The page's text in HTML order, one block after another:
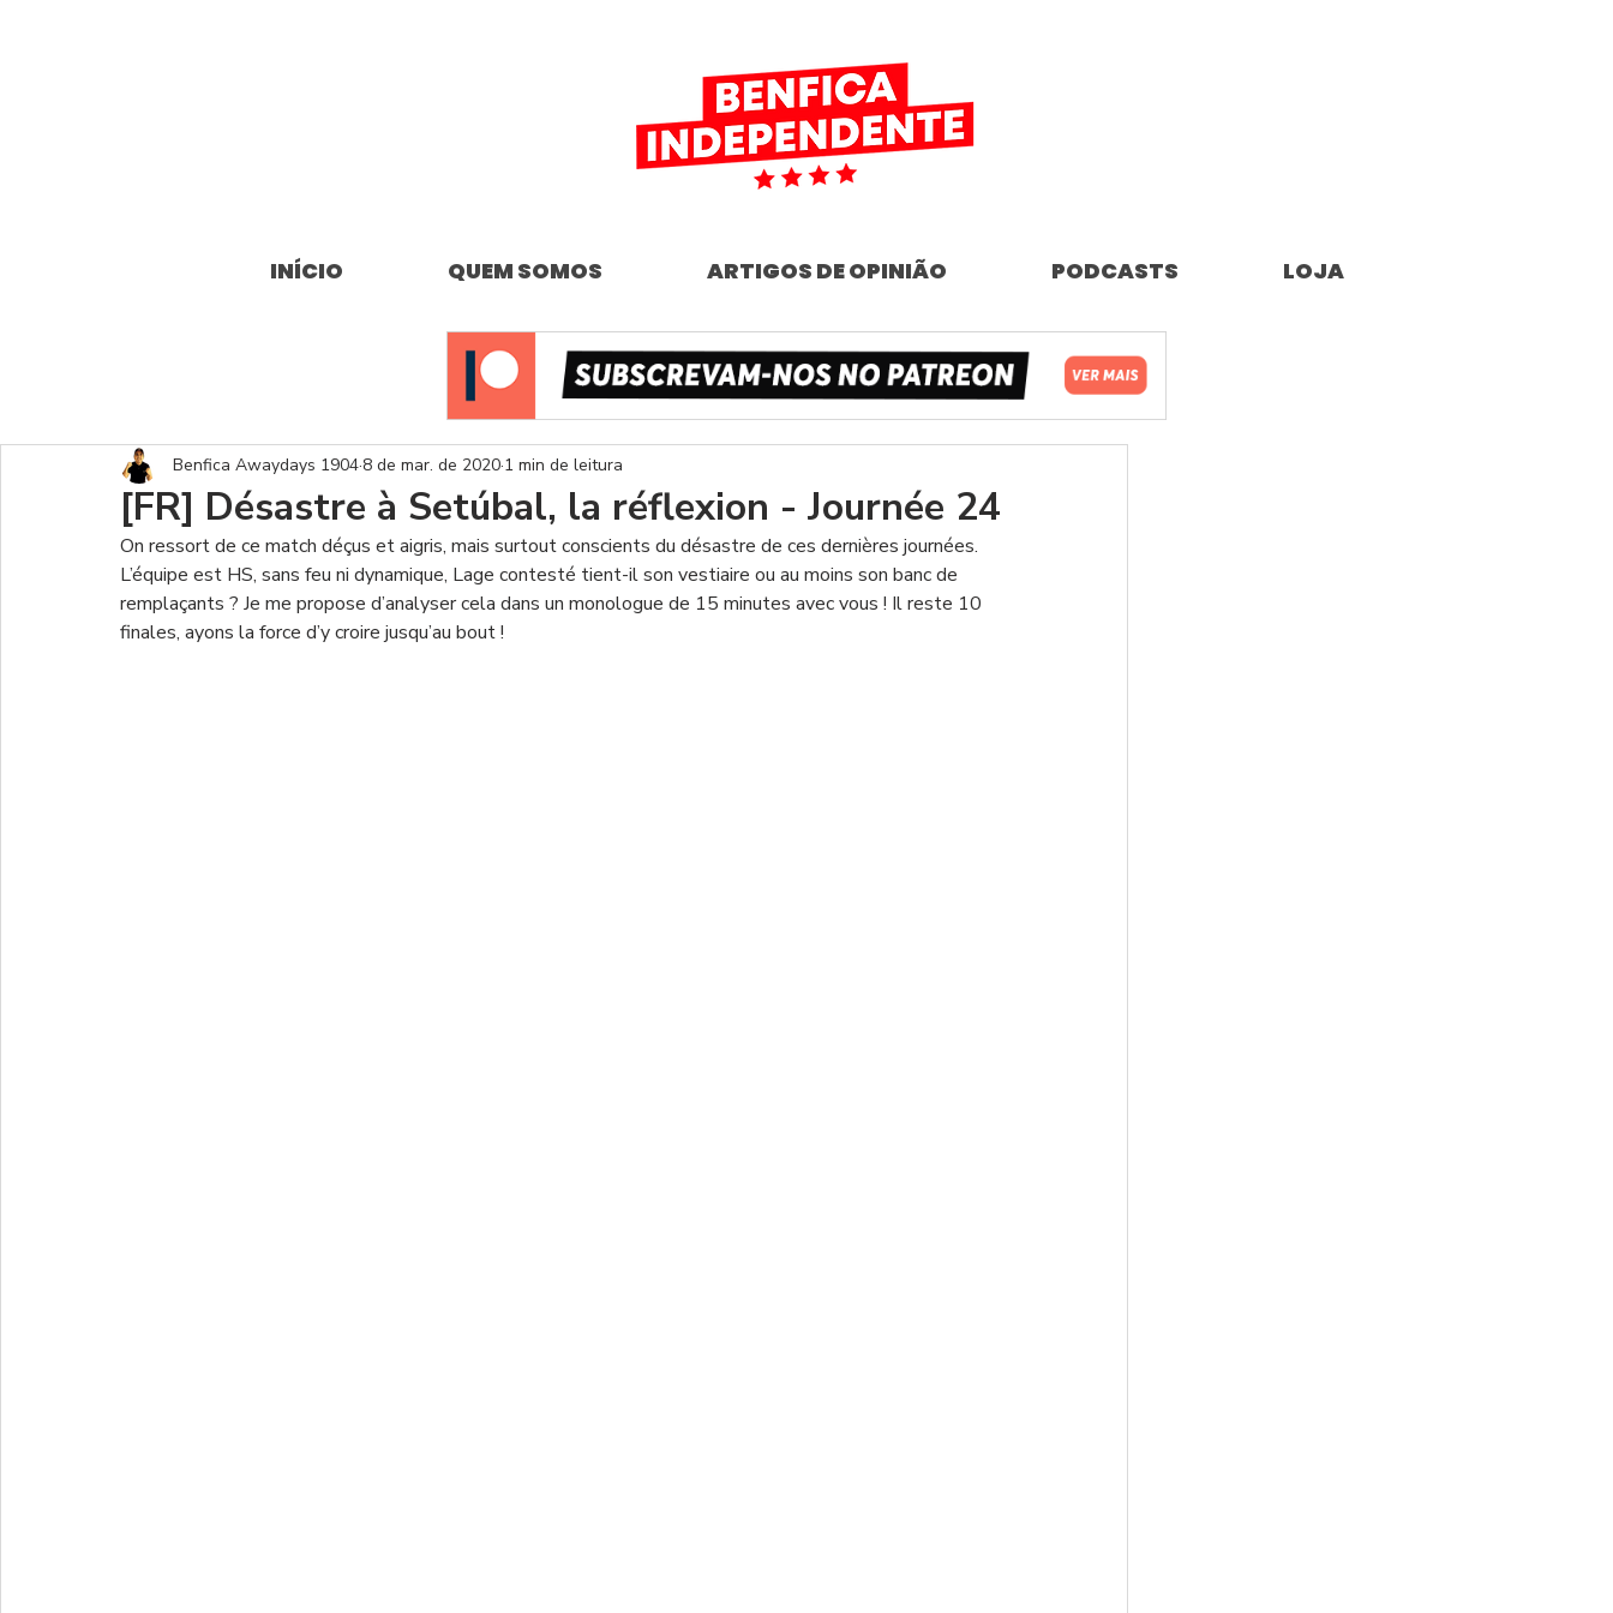
INÍCIO QUEM SOMOS ARTIGOS DE OPINIÃO PODCASTS LOJA
[FR] Désastre à Setúbal, la réflexion - Journée 24
Benfica Awaydays 1904 8 de mar. de 2020 1 min de leitura
On ressort de ce match déçus et aigris, mais surtout conscients du désastre de ces dernières journées.
L’équipe est HS, sans feu ni dynamique, Lage contesté tient-il son vestiaire ou au moins son banc de
remplaçants ? Je me propose d’analyser cela dans un monologue de 15 minutes avec vous ! Il reste 10
finales, ayons la force d’y croire jusqu’au bout !